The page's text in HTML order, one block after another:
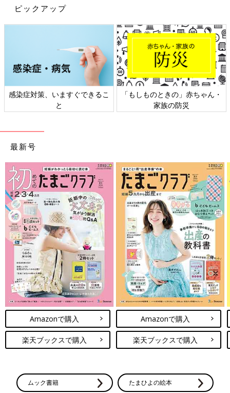
◎やまくらのInstagram
初めての内診で思っ
たこと【にんぷぐら
し！#2】
一覧
次の話
妊娠アプリのコメント
が毎日の楽しみ【にん
ぷぐらし！#4】
ピックアップ
感染症対策、いますぐできるこ
と
「もしものときの」赤ちゃん・
家族の防災
最新号
Amazonで購入
楽天ブックスで購入
Amazonで購入
楽天ブックスで購入
ムック書籍 たまひよの絵本